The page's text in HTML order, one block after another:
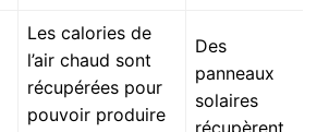
Les calories de
l’air chaud sont
récupérées pour
pouvoir produire
Des
panneaux
solaires